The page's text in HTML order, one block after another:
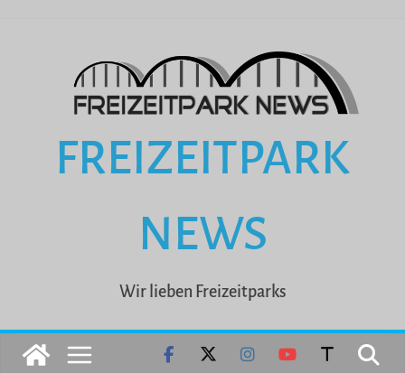
FREIZEITPARK
NEWS
Wir lieben Freizeitparks